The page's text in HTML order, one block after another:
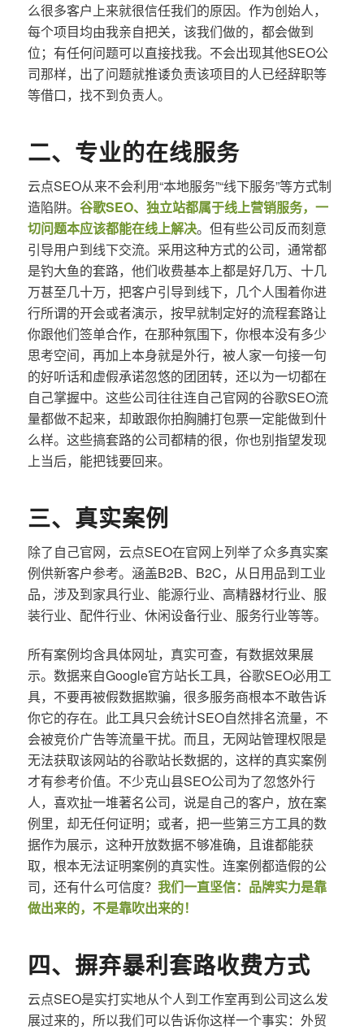
么很多客户上来就很信任我们的原因。作为创始人，
每个项目均由我亲自把关，该我们做的，都会做到
位；有任何问题可以直接找我。不会出现其他SEO公
司那样，出了问题就推诿负责该项目的人已经辞职等
等借口，找不到负责人。
二、专业的在线服务
云点SEO从来不会利用“本地服务”“线下服务”等方式制
造陷阱。 谷歌SEO、独立站都属于线上营销服务，一
切问题本应该都能在线上解决。但有些公司反而刻意
引导用户到线下交流。采用这种方式的公司，通常都
是钓大鱼的套路，他们收费基本上都是好几万、十几
万甚至几十万，把客户引导到线下，几个人围着你进
行所谓的开会或者演示，按早就制定好的流程套路让
你跟他们签单合作，在那种氛围下，你根本没有多少
思考空间，再加上本身就是外行，被人家一句接一句
的好听话和虚假承诺忽悠的团团转，还以为一切都在
自己掌握中。这些公司往往连自己官网的谷歌SEO流
量都做不起来，却敢跟你拍胸脯打包票一定能做到什
么样。这些搞套路的公司都精的很，你也别指望发现
上当后，能把钱要回来。
三、真实案例
除了自己官网，云点SEO在官网上列举了众多真实案
例供新客户参考。涵盖B2B、B2C，从日用品到工业
品，涉及到家具行业、能源行业、高精器材行业、服
装行业、配件行业、休闲设备行业、服务行业等等。
所有案例均含具体网址，真实可查，有数据效果展
示。数据来自Google官方站长工具，谷歌SEO必用工
具，不要再被假数据欺骗，很多服务商根本不敢告诉
你它的存在。此工具只会统计SEO自然排名流量，不
会被竞价广告等流量干扰。而且，无网站管理权限是
无法获取该网站的谷歌站长数据的，这样的真实案例
才有参考价值。不少克山县SEO公司为了忽悠外行
人，喜欢扯一堆著名公司，说是自己的客户，放在案
例里，却无任何证明；或者，把一些第三方工具的数
据作为展示，这种开放数据不够准确，且谁都能获
取，根本无法证明案例的真实性。连案例都造假的公
司，还有什么可信度？ 我们一直坚信：品牌实力是靠
做出来的，不是靠吹出来的！
四、摒弃暴利套路收费方式
云点SEO是实打实地从个人到工作室再到公司这么发
展过来的，所以我们可以告诉你这样一个事实：外贸